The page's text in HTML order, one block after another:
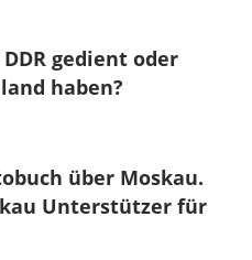
gedient oder
haben?
über Moskau.
Unterstützer für